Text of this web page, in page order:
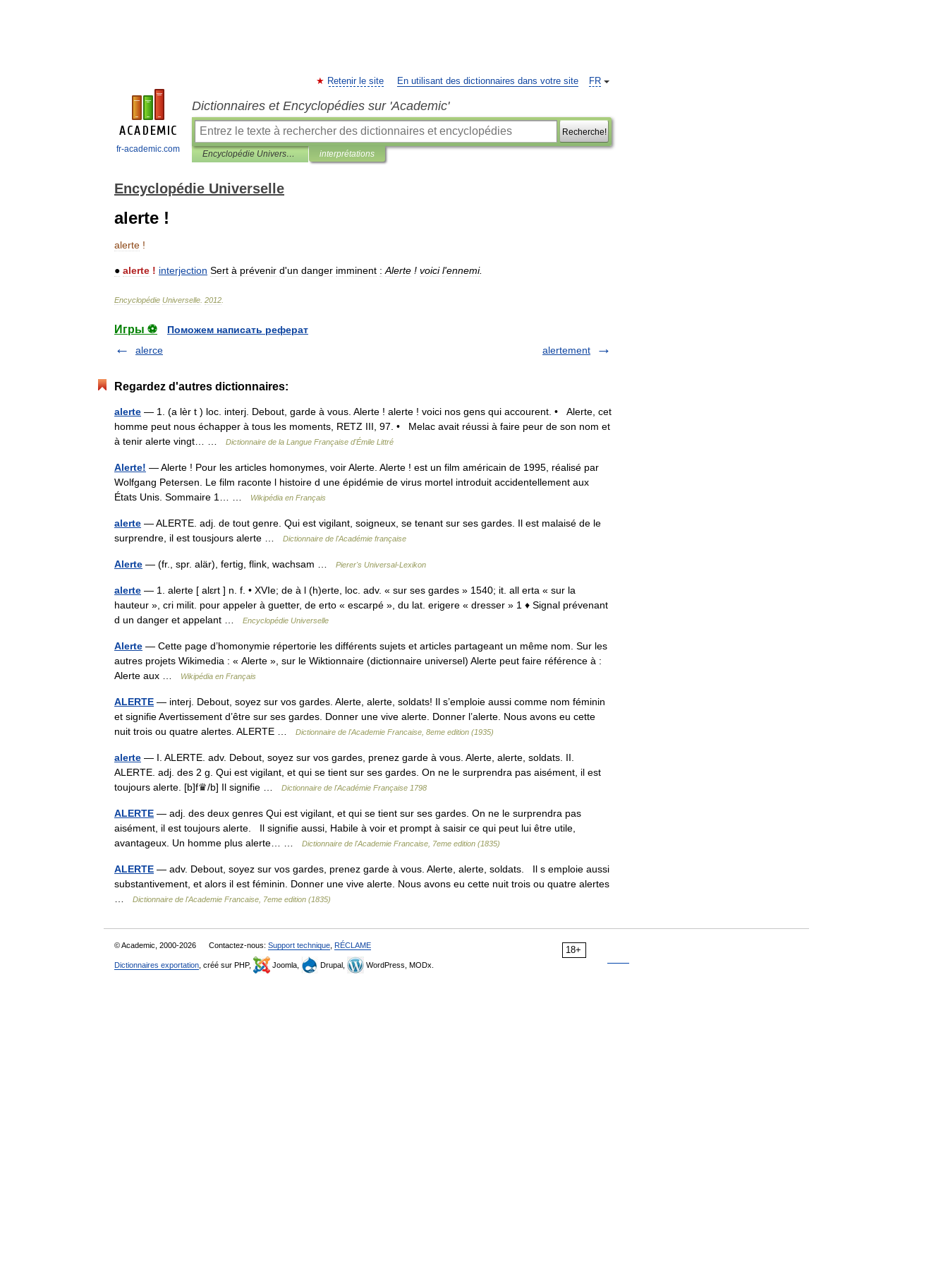
fr-academic.com
FR
Retenir le site En utilisant des dictionnaires dans votre site
Dictionnaires et Encyclopédies sur 'Academic'
Recherche!
Encyclopédie Universelle interprétations
Encyclopédie Universelle
alerte !
alerte !
● alerte ! interjection Sert à prévenir d'un danger imminent : Alerte ! voici l'ennemi.
Encyclopédie Universelle 2012
Игры ⚽
Поможем написать реферат
alerce
alertement
Regardez d'autres dictionnaires:
alerte — 1. (a lèr t ) loc. interj. Debout, garde à vous. Alerte ! alerte ! voici nos gens qui accourent. • Alerte, cet
homme peut nous échapper à tous les moments, RETZ III, 97. • Melac avait réussi à faire peur de son nom et
à tenir alerte vingt… …
Dictionnaire de la Langue Française d'Émile Littré
Alerte! — Alerte ! Pour les articles homonymes, voir Alerte. Alerte ! est un film américain de 1995, réalisé par
Wolfgang Petersen. Le film raconte l histoire d une épidémie de virus mortel introduit accidentellement aux
États Unis. Sommaire 1… …
Wikipédia en Français
alerte — ALERTE. adj. de tout genre. Qui est vigilant, soigneux, se tenant sur ses gardes. Il est malaisé de le
surprendre, il est tousjours alerte …
Dictionnaire de l'Académie française
Alerte — (fr., spr. alär), fertig, flink, wachsam … Pierer's Universal-Lexikon
alerte — 1. alerte [ alɛrt ] n. f. • XVIe; de à l (h)erte, loc. adv. « sur ses gardes » 1540; it. all erta « sur la
hauteur », cri milit. pour appeler à guetter, de erto « escarpé », du lat. erigere « dresser » 1 ♦ Signal prévenant
d un danger et appelant …
Encyclopédie Universelle
Alerte — Cette page d’homonymie répertorie les différents sujets et articles partageant un même nom. Sur les
autres projets Wikimedia : « Alerte », sur le Wiktionnaire (dictionnaire universel) Alerte peut faire référence à :
Alerte aux …
Wikipédia en Français
ALERTE — interj. Debout, soyez sur vos gardes. Alerte, alerte, soldats! Il s’emploie aussi comme nom féminin
et signifie Avertissement d’être sur ses gardes. Donner une vive alerte. Donner l’alerte. Nous avons eu cette
nuit trois ou quatre alertes. ALERTE …
Dictionnaire de l'Academie Francaise, 8eme edition (1935)
alerte — I. ALERTE. adv. Debout, soyez sur vos gardes, prenez garde à vous. Alerte, alerte, soldats. II.
ALERTE. adj. des 2 g. Qui est vigilant, et qui se tient sur ses gardes. On ne le surprendra pas aisément, il est
toujours alerte. [b]f♛/b] Il signifie …
Dictionnaire de l'Académie Française 1798
ALERTE — adj. des deux genres Qui est vigilant, et qui se tient sur ses gardes. On ne le surprendra pas
aisément, il est toujours alerte. Il signifie aussi, Habile à voir et prompt à saisir ce qui peut lui être utile,
avantageux. Un homme plus alerte… …
Dictionnaire de l'Academie Francaise, 7eme edition (1835)
ALERTE — adv. Debout, soyez sur vos gardes, prenez garde à vous. Alerte, alerte, soldats. Il s emploie aussi
substantivement, et alors il est féminin. Donner une vive alerte. Nous avons eu cette nuit trois ou quatre alertes
Dictionnaire de l'Academie Francaise, 7eme edition (1835)
18+
© Academic, 2000-2026 Contactez-nous: Support technique RÉCLAME
Dictionnaires exportation , créé sur PHP, Joomla, Drupal, WordPress, MODx.